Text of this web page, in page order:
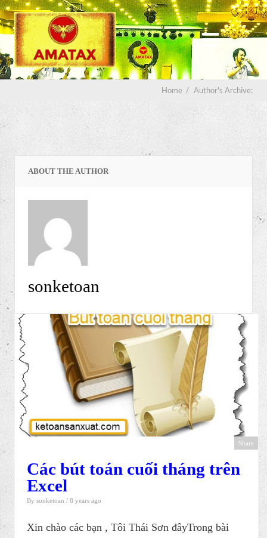
Home / Author's Archive:
ABOUT THE AUTHOR
sonketoan
Share
Các bút toán cuối tháng trên
Excel
By sonketoan / 8 years ago
Xin chào các bạn , Tôi Thái Sơn đâyTrong bài